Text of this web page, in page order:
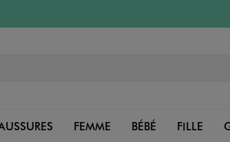
FEMME BÉBÉ FILLE